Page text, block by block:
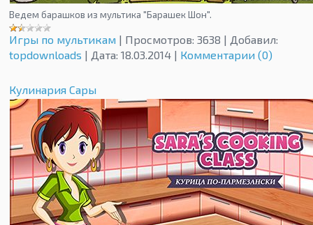
Ведем барашков из мультика "Барашек Шон".
Игры по мультикам | Просмотров: 3638 | Добавил:
topdownloads | Дата: 18.03.2014 | Комментарии (0)
Кулинария Сары